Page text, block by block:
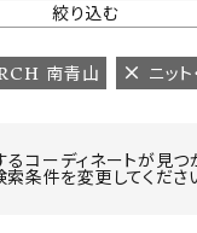
絞り込む
南青山 ニッ
コーディネートが見つ
索条件を変更してくださ